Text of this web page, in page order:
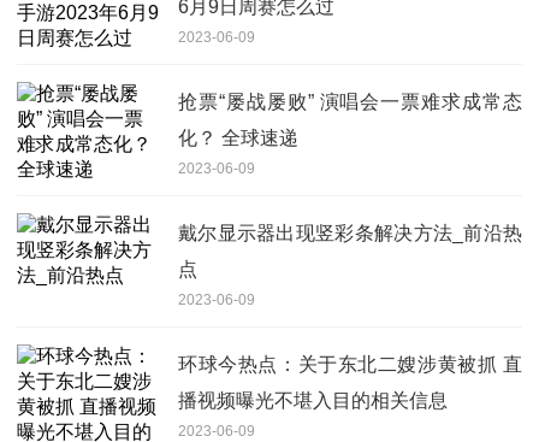
6月9日周赛怎么过
2023-06-09
抢票“屡战屡败” 演唱会一票难求成常态
化？ 全球速递
2023-06-09
戴尔显示器出现竖彩条解决方法_前沿热
点
2023-06-09
环球今热点：关于东北二嫂涉黄被抓 直
播视频曝光不堪入目的相关信息
2023-06-09